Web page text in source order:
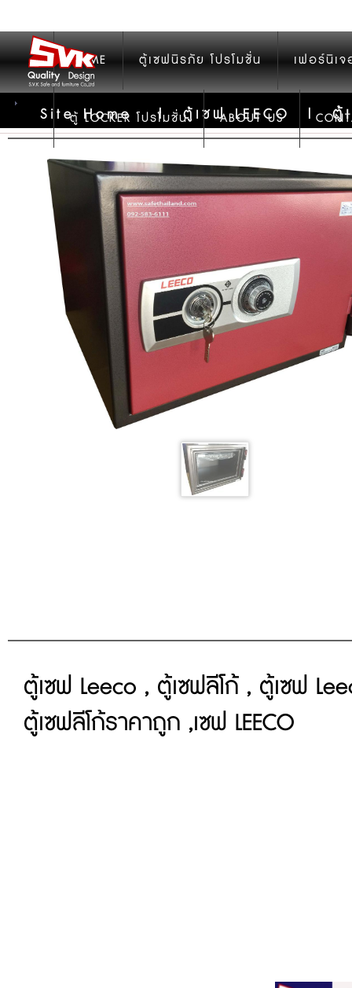
HOME ตู้เซฟนิรภัย โปรโมชั่น เฟอร์นิเ
ตู้ LOCKER โปรโมชั่น ABOUT US
Site Home |ตู้เซฟ LEECO |ตู้
ตู้เซฟ Leeco , ตู้เซฟลีโก้ , ตู้เซฟ
ตู้เซฟลีโก้ราคาถูก ,เซฟ LEECO